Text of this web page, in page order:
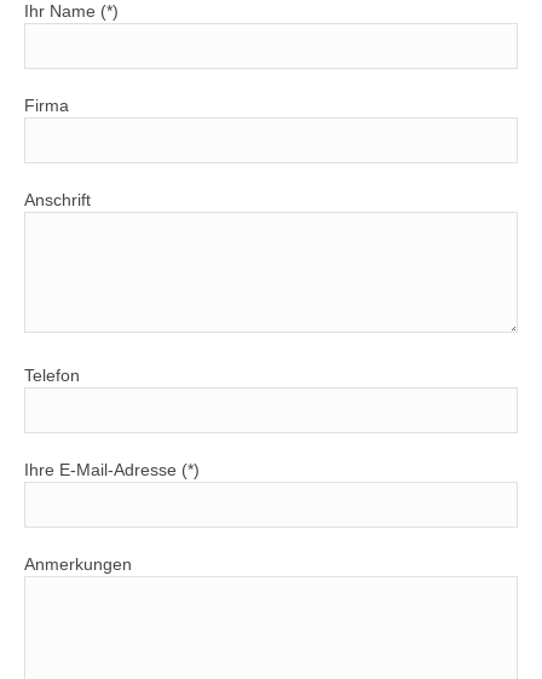
Ihr Name (*)
Firma
Anschrift
Telefon
Ihre E-Mail-Adresse (*)
Anmerkungen